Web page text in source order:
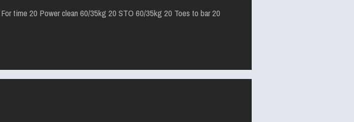
time 20 Power clean 60/35kg 20 STO 60/35kg 20 Toes to bar 20